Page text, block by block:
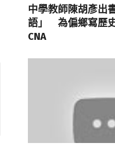
中學教師陳胡彥出
語」 為偏鄉寫歷
CNA